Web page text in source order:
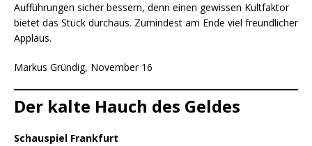
Aufführungen sicher bessern, denn einen gewissen Kultfaktor
bietet das Stück durchaus. Zumindest am Ende viel freundlicher
Applaus.
Markus Gründig, November 16
Der kalte Hauch des Geldes
Schauspiel Frankfurt